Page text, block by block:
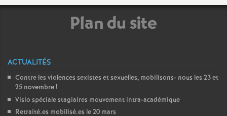
g
é
O
Plan du site
ACTUALITÉS
Contre les violences sexistes et sexuelles, mobilisons- nous les 23 et
25 novembre!
Visio spéciale stagiaires mouvement intra-académique
Retraité.es mobilisé.es le 20 mars